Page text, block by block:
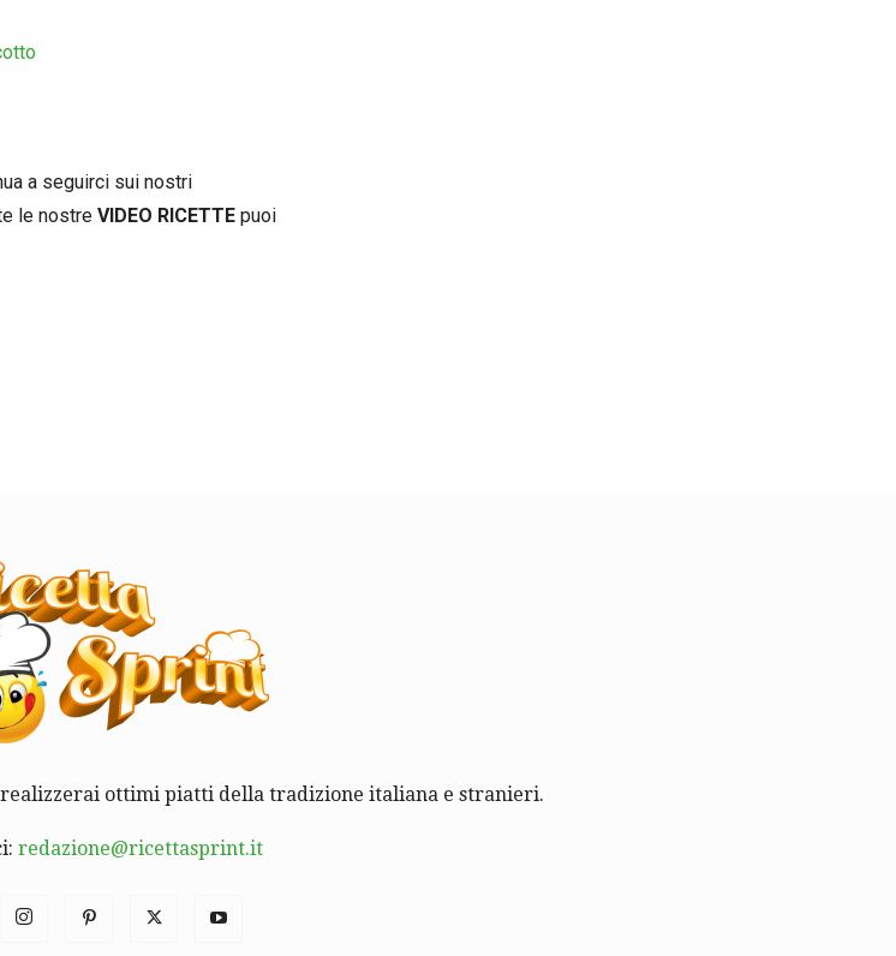
a seguirci sui nostri
le nostre VIDEO RICETTE puoi
ottimi piatti della tradizione italiana e stranieri.
redazione@ricettasprint.it